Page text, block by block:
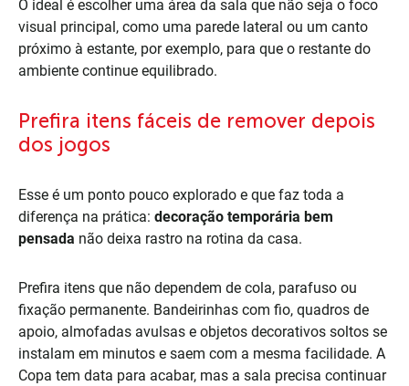
O ideal é escolher uma área da sala que não seja o foco
visual principal, como uma parede lateral ou um canto
próximo à estante, por exemplo, para que o restante do
ambiente continue equilibrado.
Prefira itens fáceis de remover depois
dos jogos
Esse é um ponto pouco explorado e que faz toda a
diferença na prática: decoração temporária bem
pensada não deixa rastro na rotina da casa.
Prefira itens que não dependem de cola, parafuso ou
fixação permanente. Bandeirinhas com fio, quadros de
apoio, almofadas avulsas e objetos decorativos soltos se
instalam em minutos e saem com a mesma facilidade. A
Copa tem data para acabar, mas a sala precisa continuar